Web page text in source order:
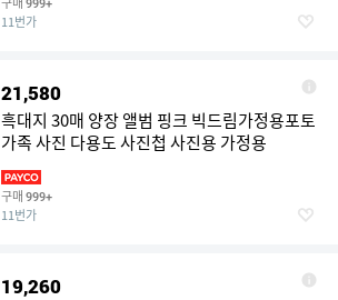
999+
11번가
21,580
흑대지 30매 양장 앨범 핑크 빅드림가정용포토
가족 사진 다용도 사진첩 사진용 가정용
구매 999+
11번가
19,260